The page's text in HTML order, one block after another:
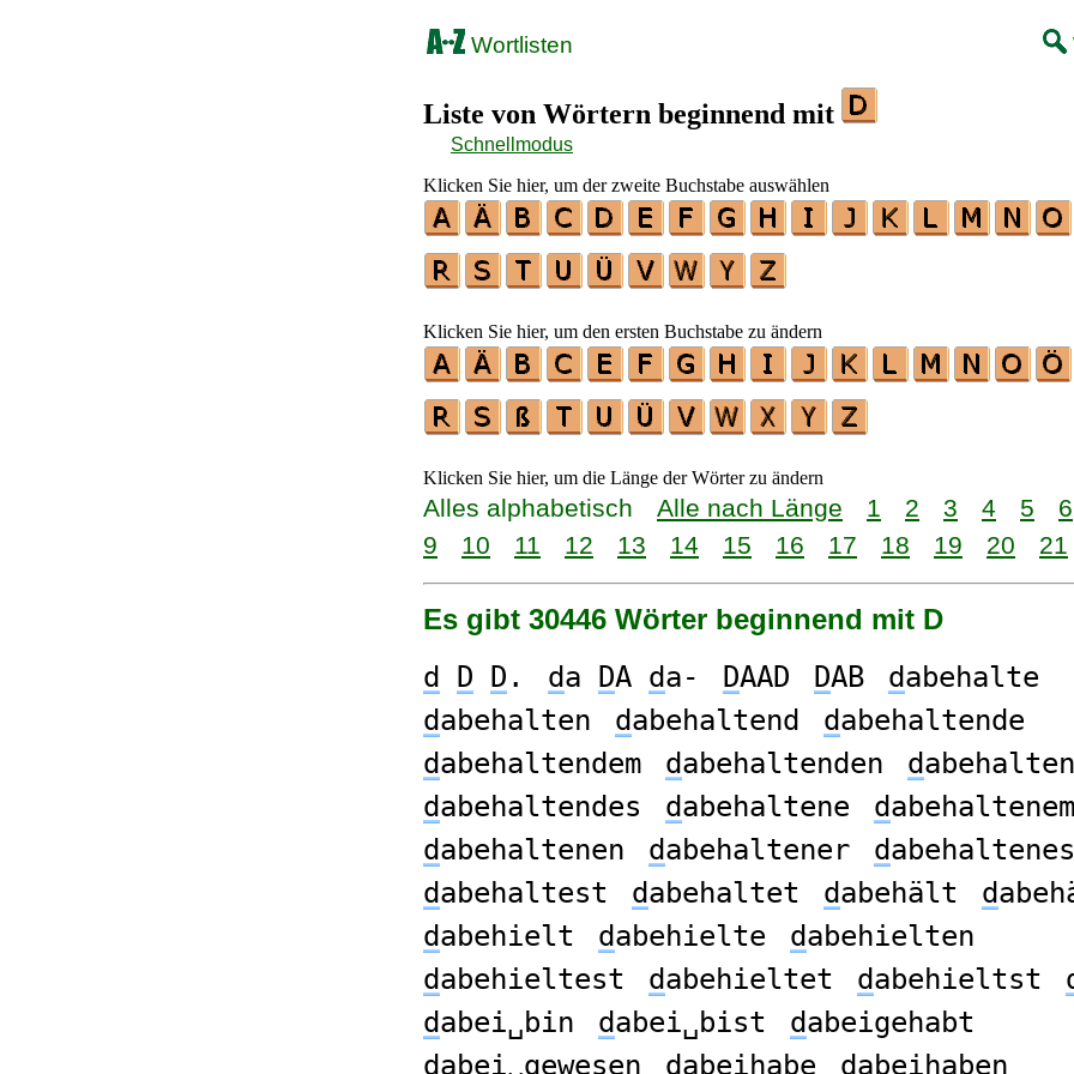
Wortlisten
Liste von Wörtern beginnend mit
Schnellmodus
Klicken Sie hier, um der zweite Buchstabe auswählen
Klicken Sie hier, um den ersten Buchstabe zu ändern
Klicken Sie hier, um die Länge der Wörter zu ändern
Alles alphabetisch Alle nach Länge 1 2 3 4 5 6
9
10 11 12 13 14 15 16 17 18 19 20 21
Es gibt 30446 Wörter beginnend mit D
d D D . da DA da- DAAD DAB dabehalte
dabehalten dabehaltend dabehaltende
dabehaltendem dabehaltenden d
dabehaltendes dabehaltene dabehaltenem
dabehaltenen dabehaltener dabehaltenes
dabehaltest dabehaltet dabehält d
dabehielt dabehielte dabehielten
dabehieltest dabehieltet dabehieltst
dabei␣bin dabei␣bist dabeigehabt
dabei␣gewesen dabeihabe dabeihaben